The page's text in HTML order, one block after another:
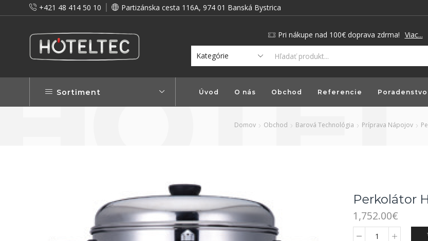
+421 48 414 50 10 Partizánska cesta 116A, 974 01 Banská Bystrica
a preto vám prinášame vernostné zľavy! Pri nákupe nad 100€ doprava zdrma! Viac...
Sortiment Úvod O nás Obchod Referencie
Domov Obchod Barová Technológia Príprava Nápojov
Perkolátor
1,752.00€